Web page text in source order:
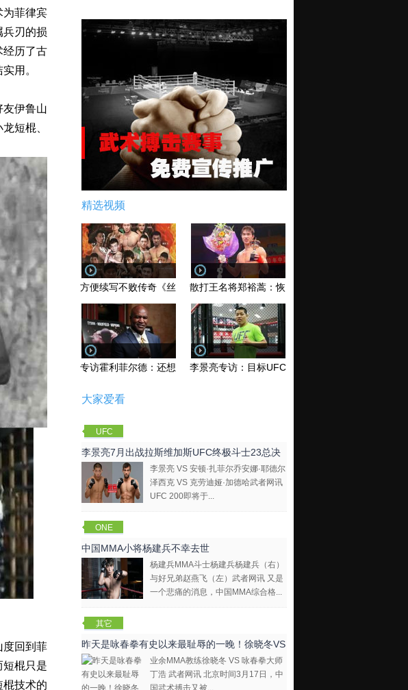
为菲律宾
兵刃的损
经历了古
用。
友伊鲁山
短棍、
度回到菲
短棍只是
棍技术的
精选视频
方便续写不败传奇《丝路英雄》太原站全场视频
散打王名将郑裕蒿：恢复训练 有望回归擂台
专访霍利菲尔德：还想再和泰森干一架！李景亮专访：目标UFC金腰带 不做打酱油
大家爱看
UFC
李景亮7月出战拉斯维加斯UFC终极斗士23总决
李景亮 VS 安顿·扎菲尔乔安娜·耶德尔
泽西克 VS 克劳迪娅·加德哈武者网讯
UFC 200即将于...
ONE
Champions
hip
中国MMA小将杨建兵不幸去世
杨建兵MMA斗士杨建兵杨建兵（右）
与好兄弟赵燕飞（左）武者网讯 又是
一个悲痛的消息，中国MMA综合格...
其它
昨天是咏春拳有史以来最耻辱的一晚！徐晓冬VS
咏春拳大师
业余MMA教练徐晓冬 VS 咏春拳大师
丁浩 武者网讯 北京时间3月17日，中
国武术搏击又被...